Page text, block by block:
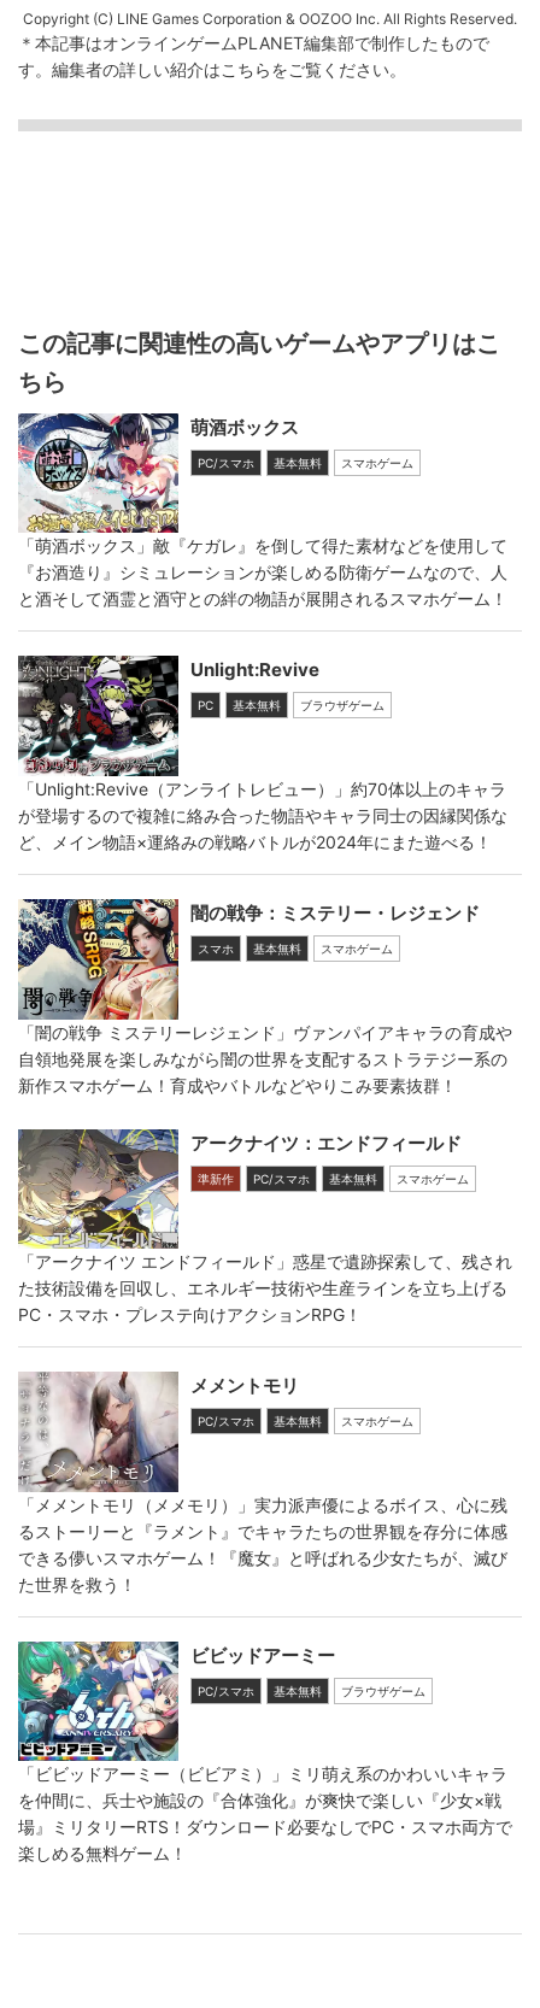
Copyright (C) LINE Games Corporation & OOZOO Inc. All Rights Reserved.
＊本記事はオンラインゲームPLANET編集部で制作したもので
す。 編集者の詳しい紹介はこちらをご覧ください。
この記事に関連性の高いゲームやアプリはこ
ちら
萌酒ボックス
PC/スマホ 基本無料 スマホゲーム
「萌酒ボックス」敵『ケガレ』を倒して得た素材などを使用して
『お酒造り』シミュレーションが楽しめる防衛ゲームなので、人
と酒そして酒霊と酒守との絆の物語が展開されるスマホゲーム！
Unlight:Revive
PC 基本無料 ブラウザゲーム
「Unlight:Revive（アンライトレビュー）」約70体以上のキャラ
が登場するので複雑に絡み合った物語やキャラ同士の因縁関係な
ど、メイン物語×運絡みの戦略バトルが2024年にまた遊べる！
闇の戦争：ミステリー・レジェンド
スマホ 基本無料 スマホゲーム
「闇の戦争 ミステリーレジェンド」ヴァンパイアキャラの育成や
自領地発展を楽しみながら闇の世界を支配するストラテジー系の
新作スマホゲーム！育成やバトルなどやりこみ要素抜群！
アークナイツ：エンドフィールド
準新作 PC/スマホ 基本無料 スマホゲーム
「アークナイツ エンドフィールド」惑星で遺跡探索して、残され
た技術設備を回収し、エネルギー技術や生産ラインを立ち上げる
PC・スマホ・プレステ向けアクションRPG！
メメントモリ
PC/スマホ 基本無料 スマホゲーム
「メメントモリ（メメモリ）」実力派声優によるボイス、心に残
るストーリーと『ラメント』でキャラたちの世界観を存分に体感
できる儚いスマホゲーム！『魔女』と呼ばれる少女たちが、滅び
た世界を救う！
ビビッドアーミー
PC/スマホ 基本無料 ブラウザゲーム
「ビビッドアーミー（ビビアミ）」ミリ萌え系のかわいいキャラ
を仲間に、兵士や施設の『合体強化』が爽快で楽しい『少女×戦
場』ミリタリーRTS！ダウンロード必要なしでPC・スマホ両方で
楽しめる無料ゲーム！